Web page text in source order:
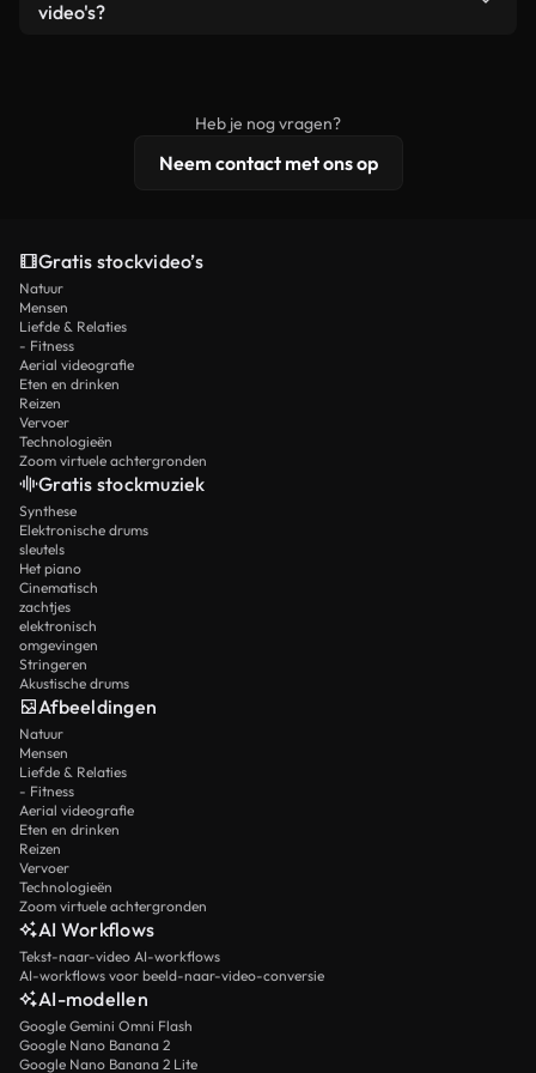
remixen. Zorg er wel voor dat het eindproduct
video's?
licentiebescherming omvat.
Heb je nog vragen?
Neem contact met ons op
Gratis stockvideo’s
Natuur
Mensen
Liefde & Relaties
- Fitness
Aerial videografie
Eten en drinken
Reizen
Vervoer
Technologieën
Zoom virtuele achtergronden
Gratis stockmuziek
Synthese
Elektronische drums
sleutels
Het piano
Cinematisch
zachtjes
elektronisch
omgevingen
Stringeren
Akustische drums
Afbeeldingen
Natuur
Mensen
Liefde & Relaties
- Fitness
Aerial videografie
Eten en drinken
Reizen
Vervoer
Technologieën
Zoom virtuele achtergronden
AI Workflows
Tekst-naar-video AI-workflows
AI-workflows voor beeld-naar-video-conversie
AI-modellen
Google Gemini Omni Flash
Google Nano Banana 2
Google Nano Banana 2 Lite